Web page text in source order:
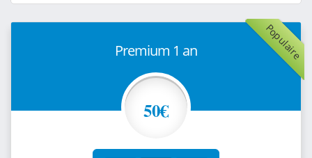
Populaire
Premium 1 an
50€